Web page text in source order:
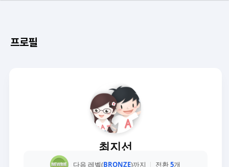
프로필
최지선
다음 레벨(BRONZE)까지 전환5개